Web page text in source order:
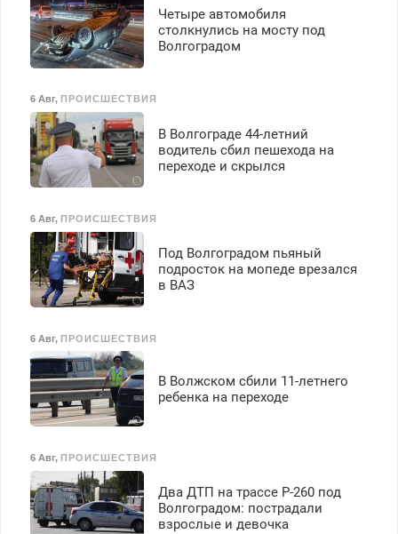
Четыре автомобиля
столкнулись на мосту под
Волгоградом
6 Авг, ПРОИСШЕСТВИЯ
В Волгограде 44-летний
водитель сбил пешехода на
переходе и скрылся
6 Авг, ПРОИСШЕСТВИЯ
Под Волгоградом пьяный
подросток на мопеде врезался
в ВАЗ
6 Авг, ПРОИСШЕСТВИЯ
В Волжском сбили 11-летнего
ребенка на переходе
6 Авг, ПРОИСШЕСТВИЯ
Два ДТП на трассе Р-260 под
Волгоградом: пострадали
взрослые и девочка